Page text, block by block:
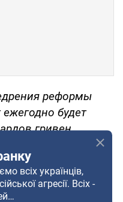
реформы
будет
гривен
Средства
на
и
всіх українців,
агресії. Всіх -